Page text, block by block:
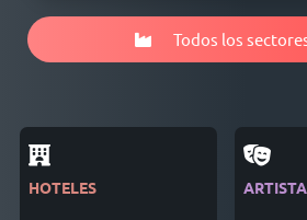
Todos los
HOTELES